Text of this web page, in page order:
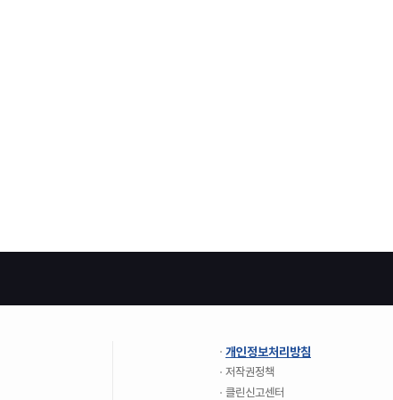
개인정보처리방침
저작권정책
클린신고센터